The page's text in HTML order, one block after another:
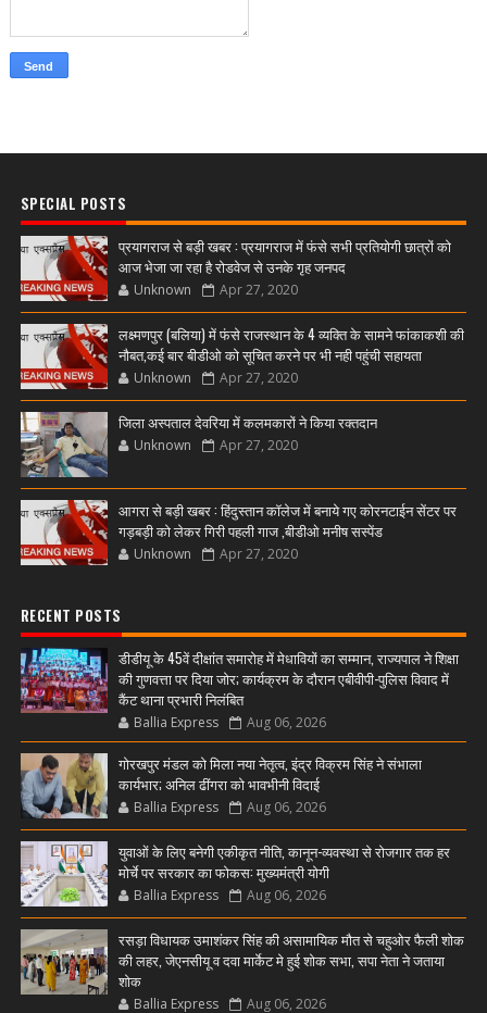
SPECIAL POSTS
प्रयागराज से बड़ी खबर : प्रयागराज में फंसे सभी प्रतियोगी छात्रों को
आज भेजा जा रहा है रोडवेज से उनके गृह जनपद
Unknown Apr 27, 2020
लक्ष्मणपुर (बलिया) में फंसे राजस्थान के 4 व्यक्ति के सामने फांकाकशी की
नौबत,कई बार बीडीओ को सूचित करने पर भी नही पहुंची सहायता
Unknown Apr 27, 2020
जिला अस्पताल देवरिया में कलमकारों ने किया रक्तदान
Unknown Apr 27, 2020
आगरा से बड़ी खबर : हिंदुस्तान कॉलेज में बनाये गए कोरनटाईन सेंटर पर
गड़बड़ी को लेकर गिरी पहली गाज ,बीडीओ मनीष सस्पेंड
Unknown Apr 27, 2020
RECENT POSTS
डीडीयू के 45वें दीक्षांत समारोह में मेधावियों का सम्मान, राज्यपाल ने शिक्षा
की गुणवत्ता पर दिया जोर; कार्यक्रम के दौरान एबीवीपी-पुलिस विवाद में
कैंट थाना प्रभारी निलंबित
Ballia Express Aug 06, 2026
गोरखपुर मंडल को मिला नया नेतृत्व, इंद्र विक्रम सिंह ने संभाला
कार्यभार; अनिल ढींगरा को भावभीनी विदाई
Ballia Express Aug 06, 2026
युवाओं के लिए बनेगी एकीकृत नीति, कानून-व्यवस्था से रोजगार तक हर
मोर्चे पर सरकार का फोकस: मुख्यमंत्री योगी
Ballia Express Aug 06, 2026
रसड़ा विधायक उमाशंकर सिंह की असामायिक मौत से चहुओर फैली शोक
की लहर, जेएनसीयू व दवा मार्केट मे हुई शोक सभा, सपा नेता ने जताया
शोक
Ballia Express Aug 06, 2026